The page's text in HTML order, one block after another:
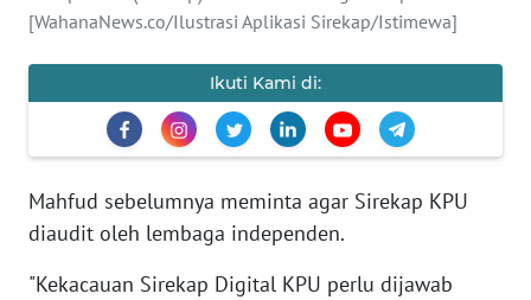
[WahanaNews.co/Ilustrasi Aplikasi Sirekap/Istimewa]
Ikuti Kami di:
Mahfud sebelumnya meminta agar Sirekap KPU
diaudit oleh lembaga independen.
"Kekacauan Sirekap Digital KPU perlu dijawab
PENDIDIKAN
EDITORIAL